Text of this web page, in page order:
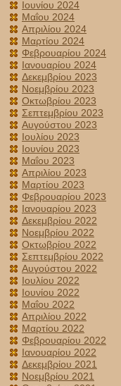
Ιουνίου 2024
Μαΐου 2024
Απριλίου 2024
Μαρτίου 2024
Φεβρουαρίου 2024
Ιανουαρίου 2024
Δεκεμβρίου 2023
Νοεμβρίου 2023
Οκτωβρίου 2023
Σεπτεμβρίου 2023
Αυγούστου 2023
Ιουλίου 2023
Ιουνίου 2023
Μαΐου 2023
Απριλίου 2023
Μαρτίου 2023
Φεβρουαρίου 2023
Ιανουαρίου 2023
Δεκεμβρίου 2022
Νοεμβρίου 2022
Οκτωβρίου 2022
Σεπτεμβρίου 2022
Αυγούστου 2022
Ιουλίου 2022
Ιουνίου 2022
Μαΐου 2022
Απριλίου 2022
Μαρτίου 2022
Φεβρουαρίου 2022
Ιανουαρίου 2022
Δεκεμβρίου 2021
Νοεμβρίου 2021